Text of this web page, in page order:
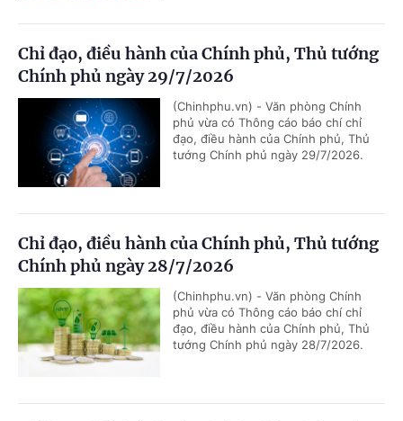
Chỉ đạo, điều hành của Chính phủ, Thủ tướng
Chính phủ ngày 29/7/2026
(Chinhphu.vn) - Văn phòng Chính
phủ vừa có Thông cáo báo chí chỉ
đạo, điều hành của Chính phủ, Thủ
tướng Chính phủ ngày 29/7/2026.
Chỉ đạo, điều hành của Chính phủ, Thủ tướng
Chính phủ ngày 28/7/2026
(Chinhphu.vn) - Văn phòng Chính
phủ vừa có Thông cáo báo chí chỉ
đạo, điều hành của Chính phủ, Thủ
tướng Chính phủ ngày 28/7/2026.